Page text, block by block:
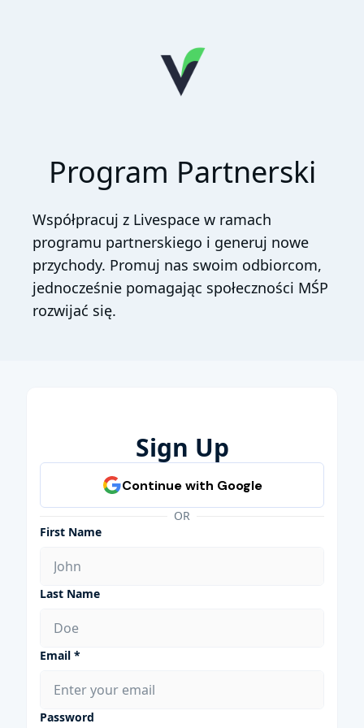
Program Partnerski
Współpracuj z Livespace w ramach
programu partnerskiego i generuj nowe
przychody. Promuj nas swoim odbiorcom,
jednocześnie pomagając społeczności MŚP
rozwijać się.
Sign Up
OR
First Name
Last Name
Email *
Password